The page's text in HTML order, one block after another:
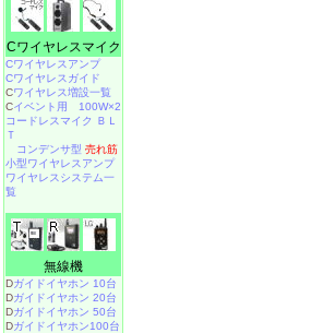
Cワイヤレスマイク
Cワイヤレスアンプ
Cワイヤレスガイド
Cワイヤレス増設一覧
Cイベント用 100W×2
コードレスマイク ＢＬ
Ｔ
コンデンサ型 売れ筋
小型ワイヤレスアンプ
ワイヤレスシステム一
覧
無線機
Dガイドイヤホン 10台
Dガイドイヤホン 20台
Dガイドイヤホン 50台
Dガイドイヤホン100台